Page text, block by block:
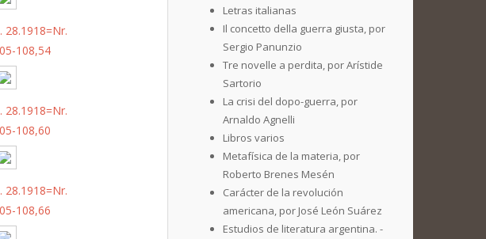
28.1918=Nr.
108,54
28.1918=Nr.
108,60
28.1918=Nr.
108,66
Letras italianas
Il concetto della guerra giusta, por
Sergio Panunzio
Tre novelle a perdita, por Arístide
Sartorio
La crisi del dopo-guerra, por
Arnaldo Agnelli
Libros varios
Metafísica de la materia, por
Roberto Brenes Mesén
Carácter de la revolución
americana, por José León Suárez
Estudios de literatura argentina. -